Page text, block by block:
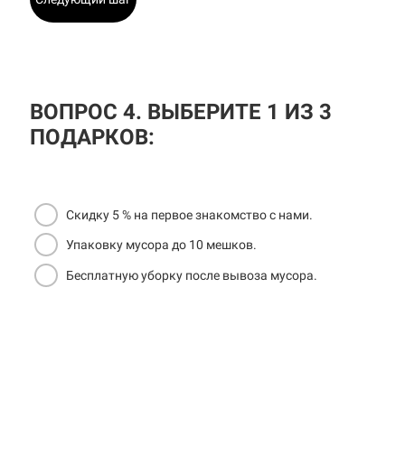
ВОПРОС 4. ВЫБЕРИТЕ 1 ИЗ 3
ПОДАРКОВ:
Скидку 5 % на первое знакомство с нами.
Упаковку мусора до 10 мешков.
Бесплатную уборку после вывоза мусора.